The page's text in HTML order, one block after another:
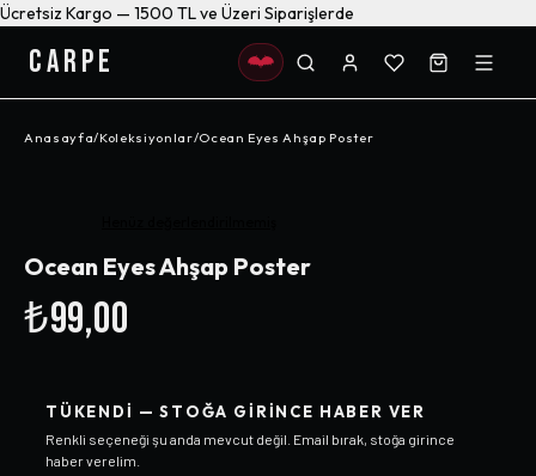
Ücretsiz Kargo — 1500 TL ve Üzeri Siparişlerde
CARPE
Anasayfa/Koleksiyonlar/Ocean Eyes Ahşap Poster
Ocean Eyes Ahşap Poster
₺99,00
TÜKENDI — STOĞA GIRINCE HABER VER
Renkli seçeneği şu anda mevcut değil. Email bırak, stoğa girince
haber verelim.